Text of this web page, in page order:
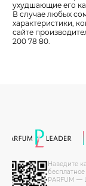
ухудшающие его
В случае любых
характеристики,
сайте
200 78 80.
Наведите
PARFUM —